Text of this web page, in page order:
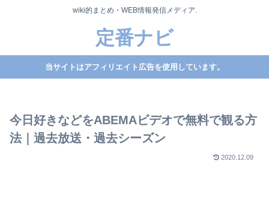
wiki的まとめ・WEB情報発信メディア.
定番ナビ
当サイトはアフィリエイト広告を使用しています。
今日好きなどをABEMAビデオで無料で観る方
法｜過去放送・過去シーズン
2020.12.09